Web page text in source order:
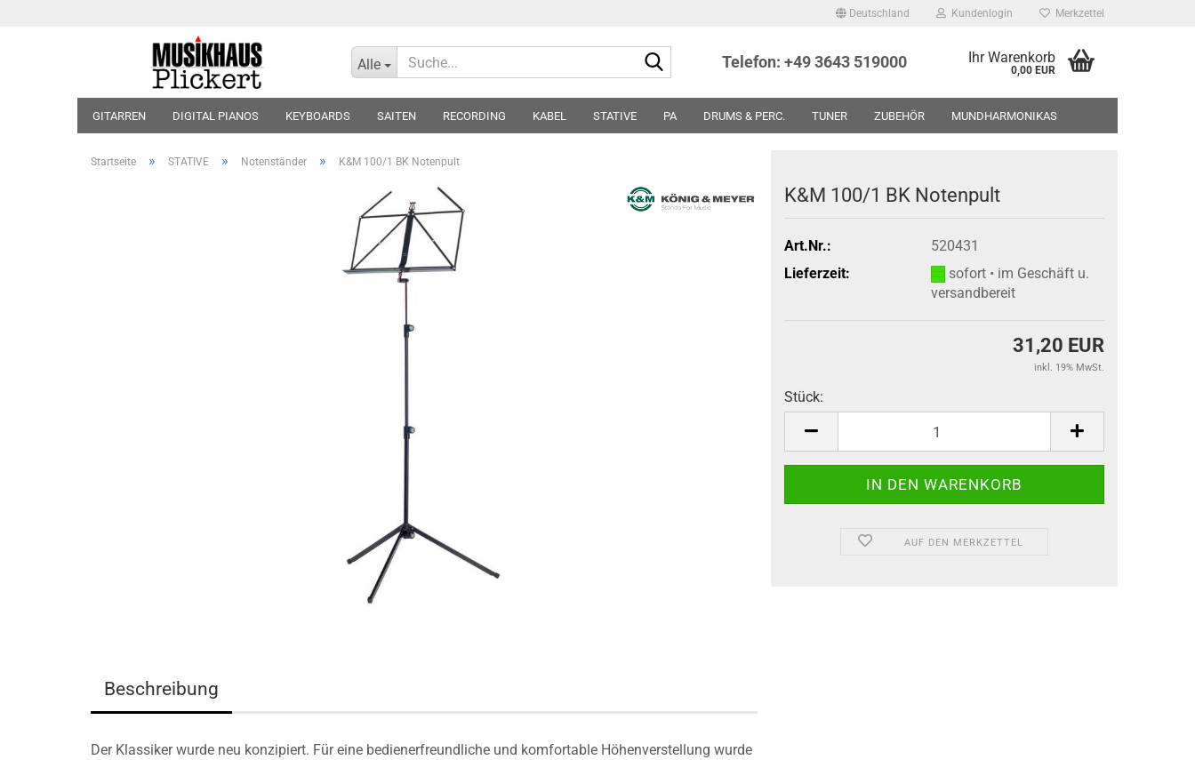
Deutschland Kundenlogin Merkzettel
Alle Telefon: +49 3643 519000 Ihr Warenkorb
0,00 EUR
GITARREN DIGITAL PIANOS KEYBOARDS SAITEN RECORDING KABEL STATIVE PA DRUMS & PERC. TUNER ZUBEHÖR MUNDHARMONIKAS
Startseite » STATIVE » Notenständer » K&M 100/1 BK Notenpult
K&M 100/1 BK Notenpult
Art.Nr.:
520431
Lieferzeit:
sofort • im Geschäft u.
versandbereit
31,20 EUR
inkl. 19% MwSt.
Stück:
Stück
AUF DEN MERKZETTEL
Beschreibung
Der Klassiker wurde neu konzipiert. Für eine bedienerfreundliche und komfortable Höhenverstellung wurde